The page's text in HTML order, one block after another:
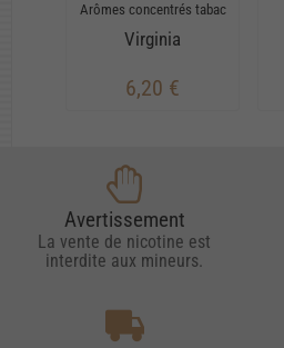
Arômes concentrés tabac
Virginia
6,20 €
Avertissement
La vente de nicotine est
interdite aux mineurs.